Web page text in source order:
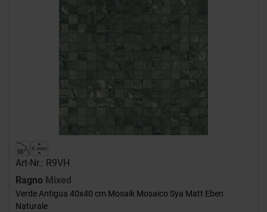
Art-Nr.: R9VH
Ragno Mixed
Verde Antigua 40x40 cm Mosaik Mosaico Sya Matt Eben
Naturale